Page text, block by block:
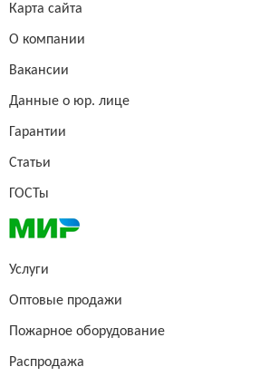
Карта сайта
О компании
Вакансии
Данные о юр. лице
Гарантии
Статьи
ГОСТы
Услуги
Оптовые продажи
Пожарное оборудование
Распродажа